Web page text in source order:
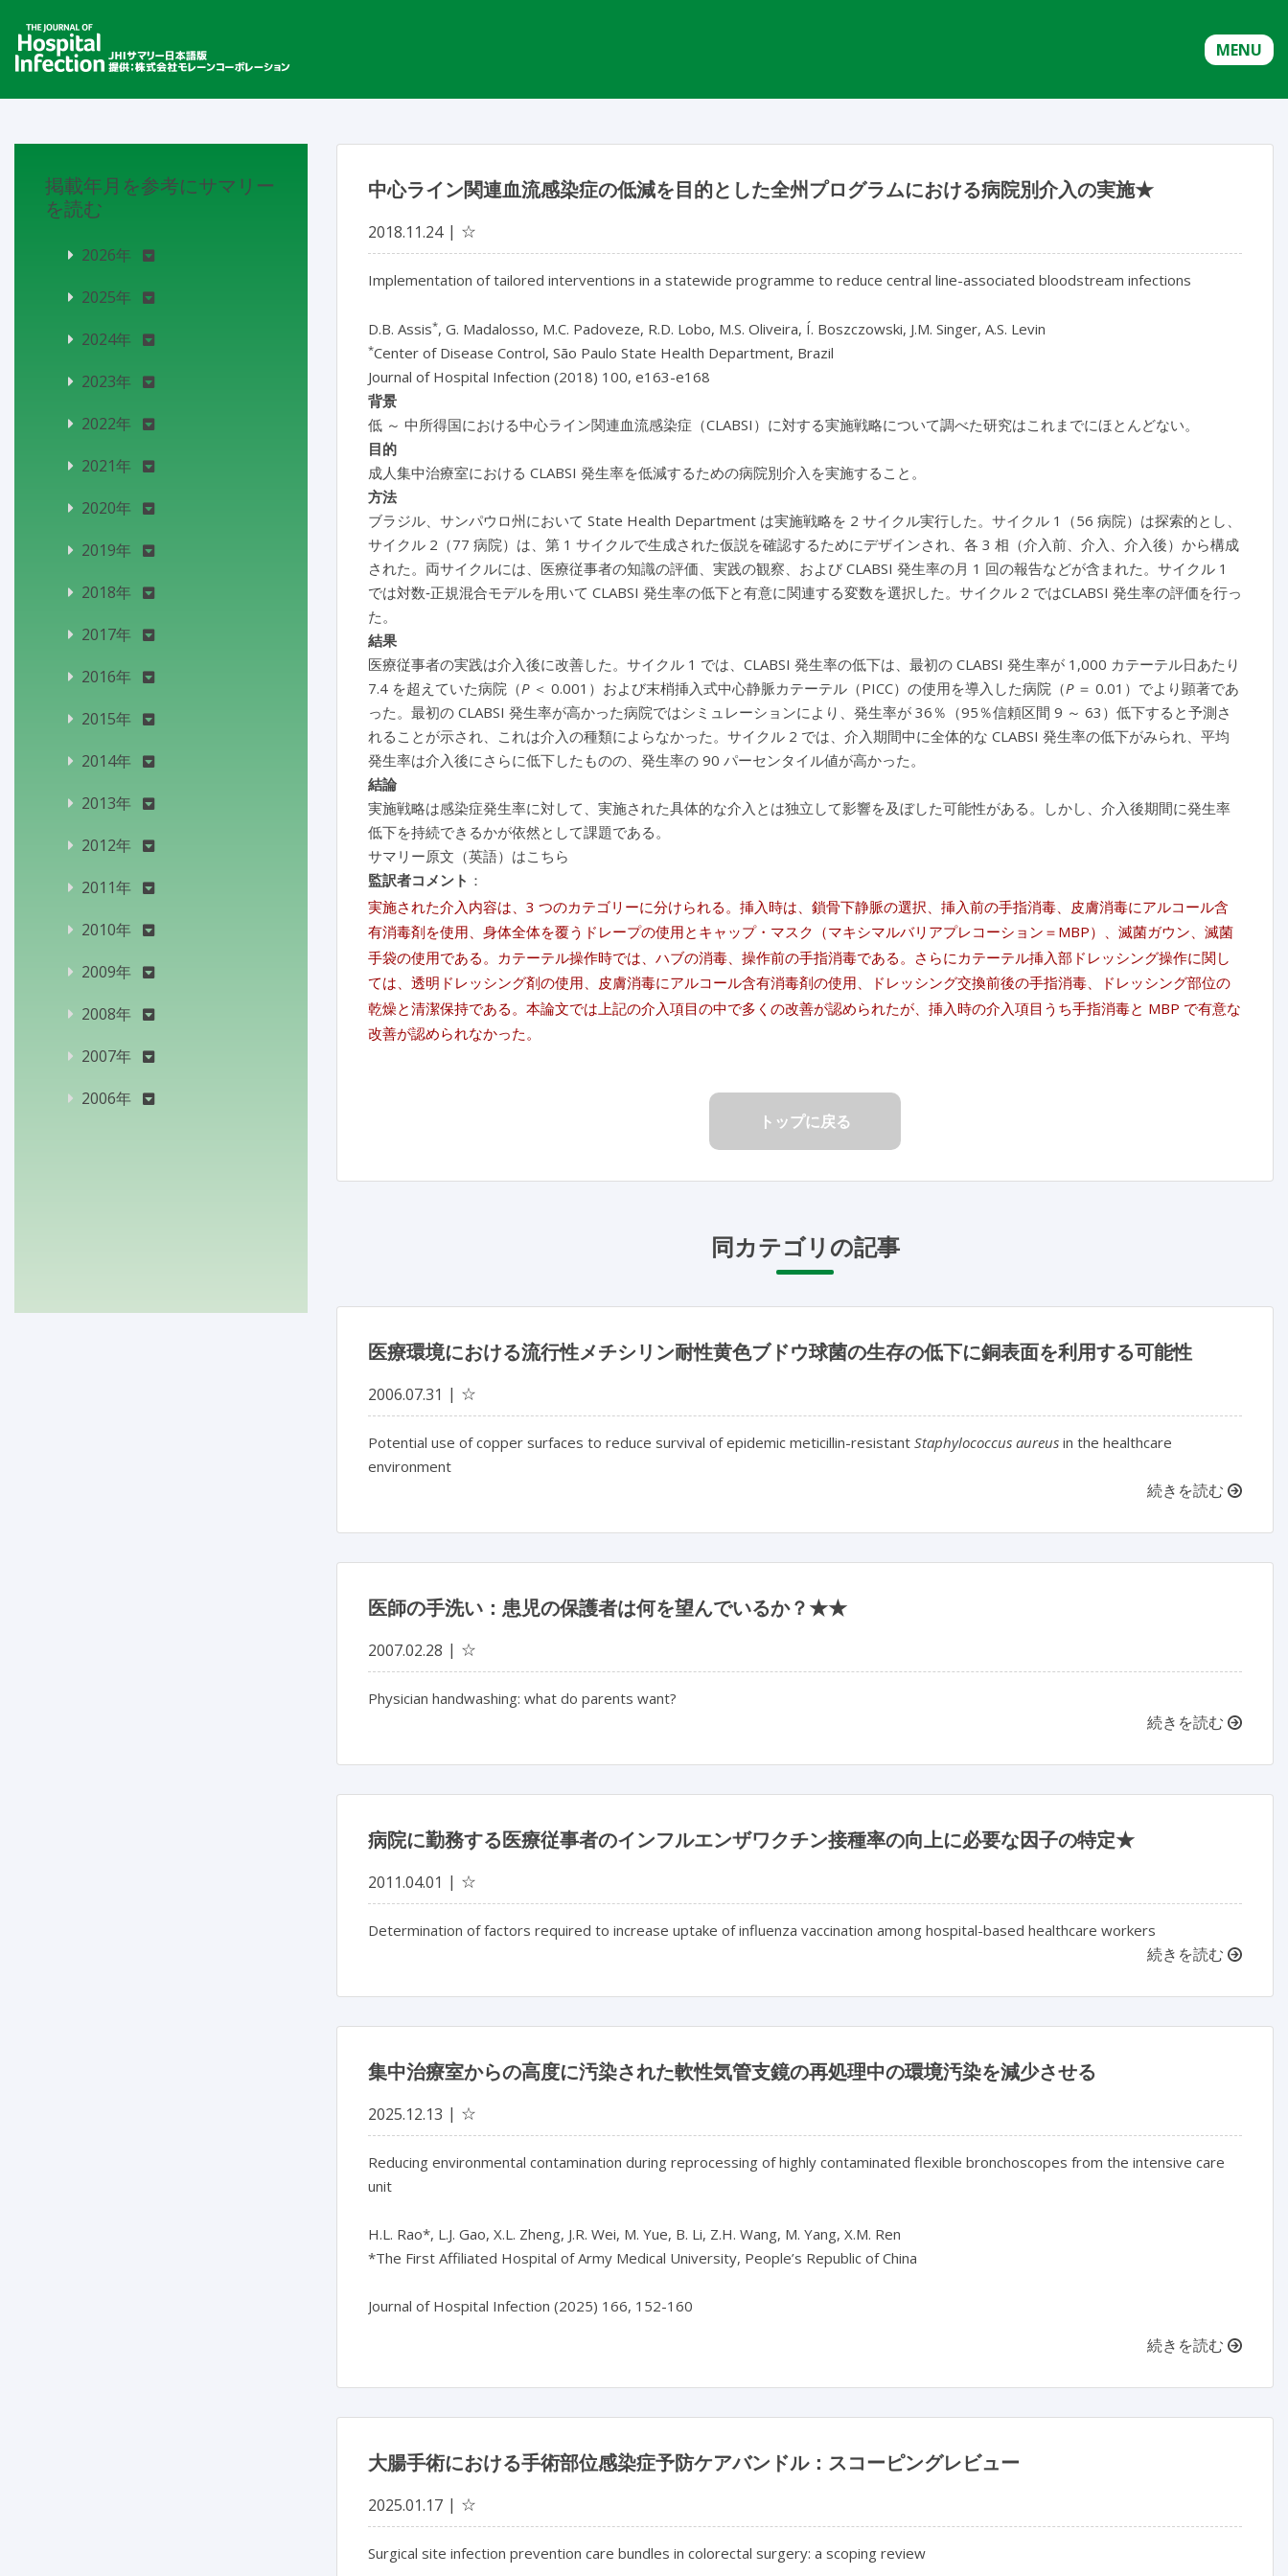
MENU
中心ライン関連血流感染症の低減を目的とした全州プログラムにおける病院別介入の実施★
2018.11.24 ☆
Implementation of tailored interventions in a statewide programme to reduce central line-associated bloodstream infections
D.B. Assis*, G. Madalosso, M.C. Padoveze, R.D. Lobo, M.S. Oliveira, Í. Boszczowski, J.M. Singer, A.S. Levin
*Center of Disease Control, São Paulo State Health Department, Brazil
Journal of Hospital Infection (2018) 100, e163-e168
背景
低 ～ 中所得国における中心ライン関連血流感染症（CLABSI）に対する実施戦略について調べた研究はこれまでにほとんどない。
目的
成人集中治療室における CLABSI 発生率を低減するための病院別介入を実施すること。
方法
ブラジル、サンパウロ州において State Health Department は実施戦略を 2 サイクル実行した。サイクル 1（56 病院）は探索的とし、
サイクル 2（77 病院）は、第 1 サイクルで生成された仮説を確認するためにデザインされ、各 3 相（介入前、介入、介入後）から構成
された。両サイクルには、医療従事者の知識の評価、実践の観察、および CLABSI 発生率の月 1 回の報告などが含まれた。サイクル 1
では対数‐正規混合モデルを用いて CLABSI 発生率の低下と有意に関連する変数を選択した。サイクル 2 ではCLABSI 発生率の評価を行っ
た。
結果
医療従事者の実践は介入後に改善した。サイクル 1 では、CLABSI 発生率の低下は、最初の CLABSI 発生率が 1,000 カテーテル日あたり
7.4 を超えていた病院（P＜ 0.001）および末梢挿入式中心静脈カテーテル（PICC）の使用を導入した病院（P＝ 0.01）でより顕著であ
った。最初の CLABSI 発生率が高かった病院ではシミュレーションにより、発生率が 36％（95％信頼区間 9 ～ 63）低下すると予測さ
れることが示され、これは介入の種類によらなかった。サイクル 2 では、介入期間中に全体的な CLABSI 発生率の低下がみられ、平均
発生率は介入後にさらに低下したものの、発生率の 90 パーセンタイル値が高かった。
結論
実施戦略は感染症発生率に対して、実施された具体的な介入とは独立して影響を及ぼした可能性がある。しかし、介入後期間に発生率
低下を持続できるかが依然として課題である。
サマリー原文（英語）はこちら
監訳者コメント ：
実施された介入内容は、3 つのカテゴリーに分けられる。挿入時は、鎖骨下静脈の選択、挿入前の手指消毒、皮膚消毒にアルコール含
有消毒剤を使用、身体全体を覆うドレープの使用とキャップ・マスク（マキシマルバリアプレコーション＝MBP）、滅菌ガウン、滅菌
手袋の使用である。カテーテル操作時では、ハブの消毒、操作前の手指消毒である。さらにカテーテル挿入部ドレッシング操作に関し
ては、透明ドレッシング剤の使用、皮膚消毒にアルコール含有消毒剤の使用、ドレッシング交換前後の手指消毒、ドレッシング部位の
乾燥と清潔保持である。本論文では上記の介入項目の中で多くの改善が認められたが、挿入時の介入項目うち手指消毒と MBP で有意な
改善が認められなかった。
トップに戻る
同カテゴリの記事
医療環境における流行性メチシリン耐性黄色ブドウ球菌の生存の低下に銅表面を利用する可能性
2006.07.31 ☆
Potential use of copper surfaces to reduce survival of epidemic meticillin-resistant Staphylococcus aureus in the healthcare
environment
続きを読む
医師の手洗い：患児の保護者は何を望んでいるか？★★
2007.02.28 ☆
Physician handwashing: what do parents want?
続きを読む
病院に勤務する医療従事者のインフルエンザワクチン接種率の向上に必要な因子の特定★
2011.04.01 ☆
Determination of factors required to increase uptake of influenza vaccination among hospital-based healthcare workers
続きを読む
集中治療室からの高度に汚染された軟性気管支鏡の再処理中の環境汚染を減少させる
2025.12.13 ☆
Reducing environmental contamination during reprocessing of highly contaminated flexible bronchoscopes from the intensive care
unit
H.L. Rao*, L.J. Gao, X.L. Zheng, J.R. Wei, M. Yue, B. Li, Z.H. Wang, M. Yang, X.M. Ren
*The First Affiliated Hospital of Army Medical University, People’s Republic of China
Journal of Hospital Infection (2025) 166, 152-160
続きを読む
大腸手術における手術部位感染症予防ケアバンドル：スコーピングレビュー
2025.01.17 ☆
Surgical site infection prevention care bundles in colorectal surgery: a scoping review
掲載年月を参考にサマリー
を読む
2026年
2025年
2024年
2023年
2022年
2021年
2020年
2019年
2018年
2017年
2016年
2015年
2014年
2013年
2012年
2011年
2010年
2009年
2008年
2007年
2006年